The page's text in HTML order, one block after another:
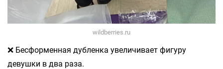
wildberries.ru
❌ Бесформенная дубленка увеличивает фигуру
девушки в два раза.